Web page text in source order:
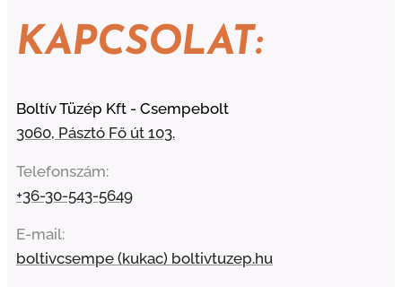
KAPCSOLAT:
Boltív Tüzép Kft - Csempebolt
3060, Pásztó Fő út 103.
Telefonszám:
+36-30-543-5649
E-mail:
boltivcsempe (kukac) boltivtuzep.hu